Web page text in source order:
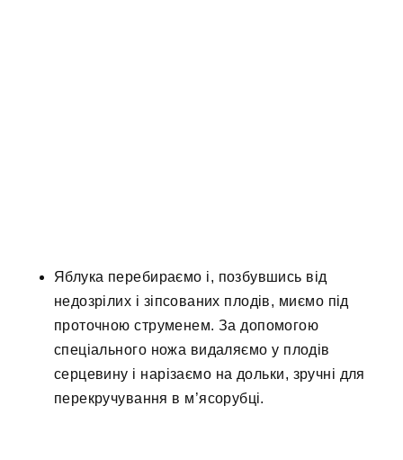
Яблука перебираємо і, позбувшись від
недозрілих і зіпсованих плодів, миємо під
проточною струменем. За допомогою
спеціального ножа видаляємо у плодів
серцевину і нарізаємо на дольки, зручні для
перекручування в м’ясорубці.